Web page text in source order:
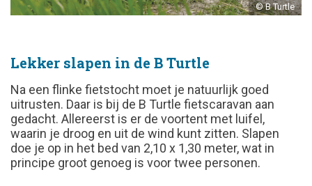
© B Turtle
Lekker slapen in de B Turtle
Na een flinke fietstocht moet je natuurlijk goed
uitrusten. Daar is bij de B Turtle fietscaravan aan
gedacht. Allereerst is er de voortent met luifel,
waarin je droog en uit de wind kunt zitten. Slapen
doe je op in het bed van 2,10 x 1,30 meter, wat in
principe groot genoeg is voor twee personen.